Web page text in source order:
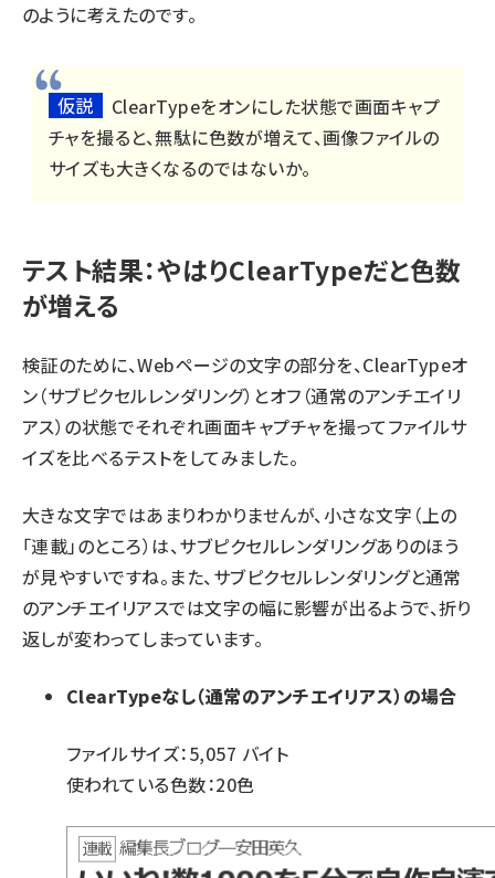
のように考えたのです。
仮説
ClearTypeをオンにした状態で画面キャプ
チャを撮ると、無駄に色数が増えて、画像ファイルの
サイズも大きくなるのではないか。
テスト結果：やはりClearTypeだと色数
が増える
検証のために、Webページの文字の部分を、ClearTypeオ
ン（サブピクセルレンダリング）とオフ（通常のアンチエイリ
アス）の状態でそれぞれ画面キャプチャを撮ってファイルサ
イズを比べるテストをしてみました。
大きな文字ではあまりわかりませんが、小さな文字（上の
「連載」のところ）は、サブピクセルレンダリングありのほう
が見やすいですね。また、サブピクセルレンダリングと通常
のアンチエイリアスでは文字の幅に影響が出るようで、折り
返しが変わってしまっています。
ClearTypeなし（通常のアンチエイリアス）の場合
ファイルサイズ：5,057 バイト
使われている色数：20色